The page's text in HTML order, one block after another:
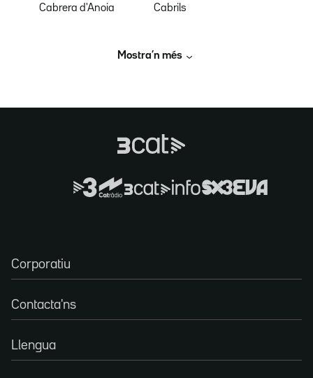
Cabrera d'Anoia
Cabrils
Mostra’n més
Corporatiu
Contacta'ns
Llengua